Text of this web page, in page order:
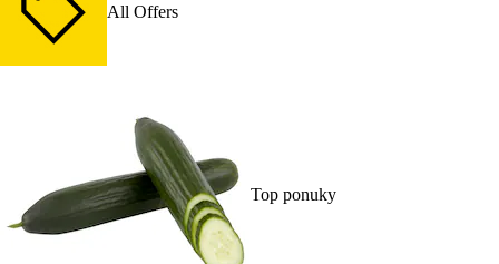
All Offers
Top ponuky